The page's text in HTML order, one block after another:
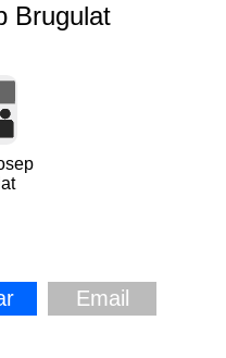
Brugulat
Email